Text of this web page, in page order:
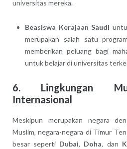
universitas mereka.
Beasiswa Kerajaan Saudi
merupakan salah satu
memberikan peluang bagi
untuk belajar di universitas
6. Lingkungan
Internasional
Meskipun merupakan negara
Muslim, negara-negara di Timur
besar seperti Dubai, Doha, dan